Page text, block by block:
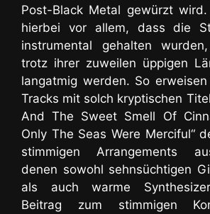
Post-Black Metal gewürzt
hierbei vor allem, dass die
instrumental gehalten
trotz ihrer zuweilen üppigen
langatmig werden. So
Tracks mit solch kryptischen
And The Sweet Smell Of
Only The Seas Were Merciful“
stimmigen Arrangements
denen sowohl sehnsüchtigen
als auch warme
Beitrag zum stimmigen